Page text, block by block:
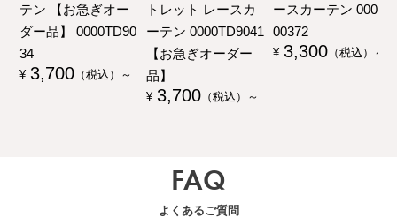
テン 【お急ぎオー
ダー品】 0000TD90
34
¥ 3,700 （税込）～
トレット レースカ
ーテン 0000TD9041
【お急ぎオーダー
品】
¥ 3,700 （税込）～
ースカーテン 00000
00372
¥ 3,300 （税込）～
FAQ
よくあるご質問